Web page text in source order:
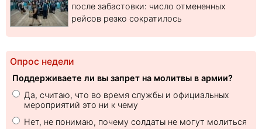
после забастовки: число отмененных
рейсов резко сократилось
Опрос недели
Поддерживаете ли вы запрет на молитвы в армии?
Да, считаю, что во время службы и официальных
мероприятий это ни к чему
Нет, не понимаю, почему солдаты не могут молиться